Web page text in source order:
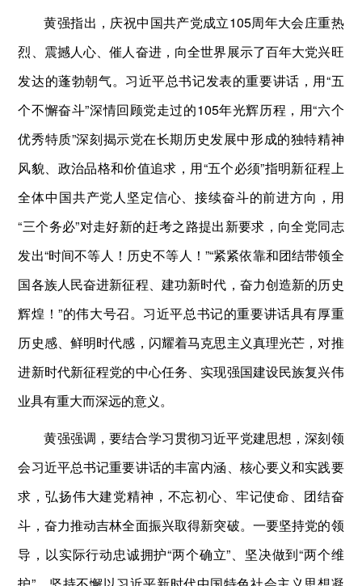
黄强指出，庆祝中国共产党成立105周年大会庄重热
烈、震撼人心、催人奋进，向全世界展示了百年大党兴旺
发达的蓬勃朝气。习近平总书记发表的重要讲话，用“五
个不懈奋斗”深情回顾党走过的105年光辉历程，用“六个
优秀特质”深刻揭示党在长期历史发展中形成的独特精神
风貌、政治品格和价值追求，用“五个必须”指明新征程上
全体中国共产党人坚定信心、接续奋斗的前进方向，用
“三个务必”对走好新的赶考之路提出新要求，向全党同志
发出“时间不等人！历史不等人！”“紧紧依靠和团结带领全
国各族人民奋进新征程、建功新时代，奋力创造新的历史
辉煌！”的伟大号召。习近平总书记的重要讲话具有厚重
历史感、鲜明时代感，闪耀着马克思主义真理光芒，对推
进新时代新征程党的中心任务、实现强国建设民族复兴伟
业具有重大而深远的意义。
黄强强调，要结合学习贯彻习近平党建思想，深刻领
会习近平总书记重要讲话的丰富内涵、核心要义和实践要
求，弘扬伟大建党精神，不忘初心、牢记使命、团结奋
斗，奋力推动吉林全面振兴取得新突破。一要坚持党的领
导，以实际行动忠诚拥护“两个确立”、坚决做到“两个维